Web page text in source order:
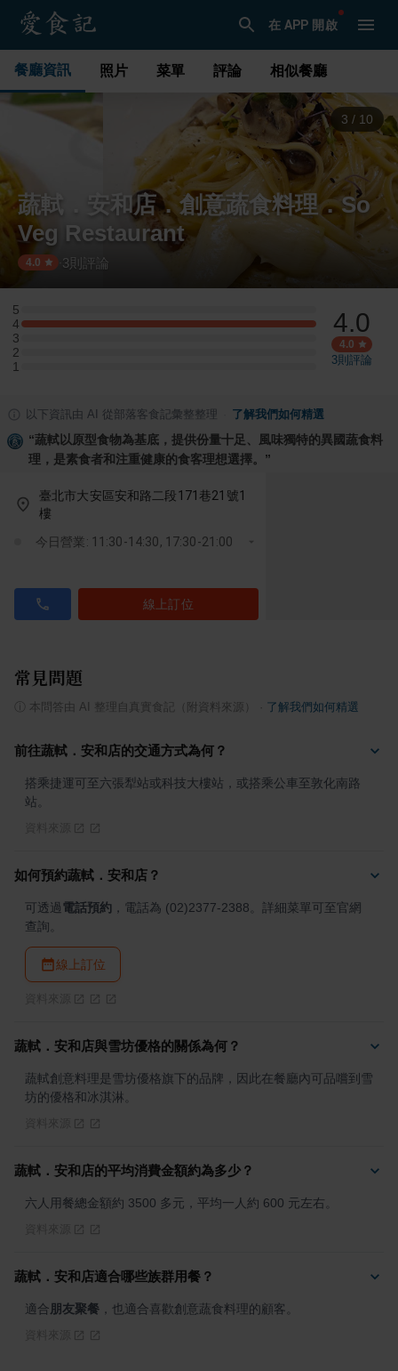
在 APP 開啟
餐廳資訊 照片 菜單 評論 相似餐廳
3 / 10
蔬軾．安和店．創意蔬食料理．So
Veg Restaurant
4.0 3 則評論
5
5 星：0 則評論
4
4 星：1 則評論
3
3 星：0 則評論
2
2 星：0 則評論
1
1 星：0 則評論
4.0
4.0
3則評論
以下資訊由 AI 從部落客食記彙整整理 了解我們如何精選
“蔬軾以原型食物為基底，提供份量十足、風味獨特的異國蔬食料
理，是素食者和注重健康的食客理想選擇。 ”
臺北市大安區安和路二段171巷21號1
樓
今日營業: 11:30-14:30, 17:30-21:00
線上訂位
常見問題
本問答由 AI 整理自真實食記（附資料來源） 了解我們如何精選
前往蔬軾．安和店的交通方式為何？
搭乘捷運可至六張犁站或科技大樓站，或搭乘公車至敦化南路
站。
如何預約蔬軾．安和店？
可透過電話預約 ，電話為 (02)2377-2388。詳細菜單可至官網
查詢。
線上訂位
蔬軾．安和店與雪坊優格的關係為何？
蔬軾創意料理是雪坊優格旗下的品牌，因此在餐廳內可品嚐到雪
坊的優格和冰淇淋。
蔬軾．安和店的平均消費金額約為多少？
六人用餐總金額約 3500 多元，平均一人約 600 元左右。
蔬軾．安和店適合哪些族群用餐？
適合 朋友聚餐 ，也適合喜歡創意蔬食料理的顧客。